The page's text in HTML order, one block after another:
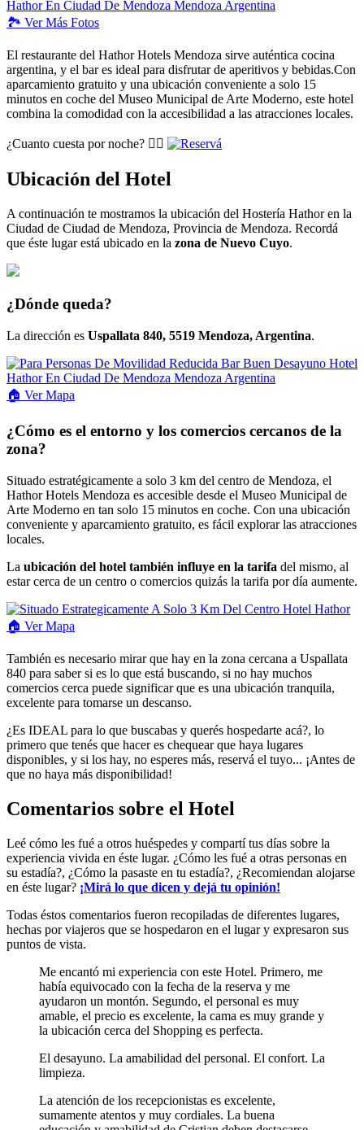
🏞️ VerMás Fotos
El restaurante del Hathor Hotels Mendoza sirve auténtica cocina
argentina, y el bar es ideal para disfrutar de aperitivos y bebidas.Con
aparcamiento gratuito y una ubicación conveniente a solo 15
minutos en coche del Museo Municipal de Arte Moderno, este hotel
combina la comodidad con la accesibilidad a las atracciones locales.
¿Cuanto cuesta por noche? 👉🏽
Ubicación del Hotel
A continuación te mostramos la ubicación del Hostería Hathor en la
Ciudad de Ciudad de Mendoza, Provincia de Mendoza. Recordá
que éste lugar está ubicado en la zona de Nuevo Cuyo.
¿Dónde queda?
La dirección es Uspallata 840, 5519 Mendoza, Argentina.
🏠 VerMapa
¿Cómo es el entorno y los comercios cercanos de la
zona?
Situado estratégicamente a solo 3 km del centro de Mendoza, el
Hathor Hotels Mendoza es accesible desde el Museo Municipal de
Arte Moderno en tan solo 15 minutos en coche. Con una ubicación
conveniente y aparcamiento gratuito, es fácil explorar las atracciones
locales.
La ubicación del hotel también influye en la tarifa del mismo, al
estar cerca de un centro o comercios quizás la tarifa por día aumente.
🏠 VerMapa
También es necesario mirar que hay en la zona cercana a Uspallata
840 para saber si es lo que está buscando, si no hay muchos
comercios cerca puede significar que es una ubicación tranquila,
excelente para tomarse un descanso.
¿Es IDEAL para lo que buscabas y querés hospedarte acá?, lo
primero que tenés que hacer es chequear que haya lugares
disponibles, y si los hay, no esperes más, reservá el tuyo... ¡Antes de
que no haya más disponibilidad!
Comentarios sobre el Hotel
Leé cómo les fué a otros huéspedes y compartí tus días sobre la
experiencia vivida en éste lugar. ¿Cómo les fué a otras personas en
su estadía?, ¿Cómo la pasaste en tu estadía?, ¿Recomiendan alojarse
en éste lugar? ¡Mirá lo que dicen y dejá tu opinión!
Todas éstos comentarios fueron recopiladas de diferentes lugares,
hechas por viajeros que se hospedaron en el lugar y expresaron sus
puntos de vista.
Me encantó mi experiencia con este Hotel. Primero, me
había equivocado con la fecha de la reserva y me
ayudaron un montón. Segundo, el personal es muy
amable, el precio es excelente, la cama es muy grande y
la ubicación cerca del Shopping es perfecta.
El desayuno. La amabilidad del personal. El confort. La
limpieza.
La atención de los recepcionistas es excelente,
sumamente atentos y muy cordiales. La buena